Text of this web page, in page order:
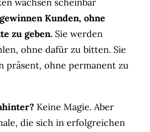
wachsen scheinbar
Kunden, ohne
zu geben.Sie werden
ohne dafür zu bitten. Sie
präsent, ohne permanent zu
Keine Magie. Aber
die sich in erfolgreichen